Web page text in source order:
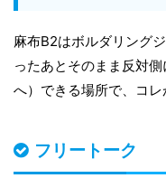
麻布B2はボルダリング
ったあとそのまま反対
へ）できる場所で、コレ
フリートーク